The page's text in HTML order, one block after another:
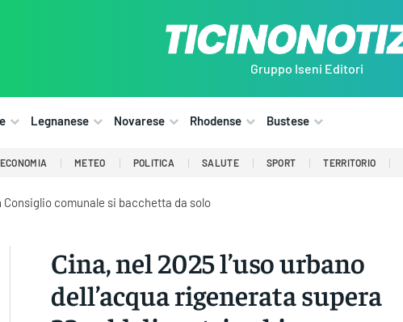
Gruppo Iseni Editori
Legnanese Novarese Rhodense Bustese
ECONOMIA METEO POLITICA SALUTE SPORT TERRITORIO
comunale si bacchetta da solo
Cina, nel 2025 l’uso urbano
dell’acqua rigenerata supera